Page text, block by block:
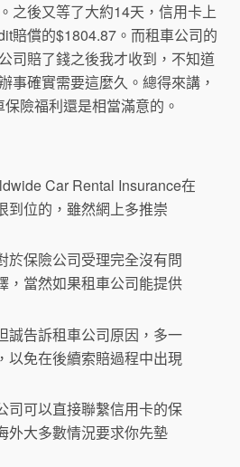
之後又等了大約14天，信用卡上
賠償的$1804.87。而租車公司的
司賠了錢之後我才收到，不知道
事確實需要這麼久。總得來講，
險福利還是相當滿意的。
Car Rental Insurance在
到位的，雖然網上多推崇
於保險公司受理完全沒有問
，當然如果租車公司能提供
誠告訴租車公司原因，多一
以免在後續索賠過程中出現
司可以直接聯繫信用卡的保
外大多數情況要求你先墊